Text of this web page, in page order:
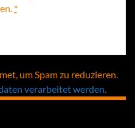
*
um Spam zu reduzieren.
verarbeitet werden.